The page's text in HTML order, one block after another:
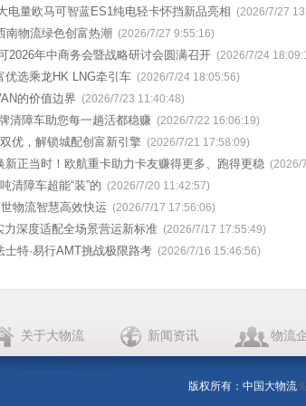
电量欧马可智蓝ES1纯电轻卡怀挡新品亮相 (2026/7/27
南物流绿色创富热潮 (2026/7/27 9:55:16)
2026年中商务会暨战略研讨会圆满召开 (2026/7/24
优选乘龙HK LNG牵引车 (2026/7/24 18:05:56)
的价值边界 (2026/7/23 11:40:48)
清障车助您每一趟活都稳赚 (2026/7/22 16:06:19)
优，解锁城配创富新引擎 (2026/7/21 17:58:09)
正当时！欧航重卡助力卡友赚得更多、跑得更稳 (2026/
清障车超能“装”的 (2026/7/20 11:42:57)
物流智慧高效快运 (2026/7/17 17:56:06)
力深度适配全场景营运新标准 (2026/7/17 17:55:49)
特·易行AMT挑战极限路考 (2026/7/16 15:46:56)
关于大物流 新闻资讯 物流
版权所有：中国大物流